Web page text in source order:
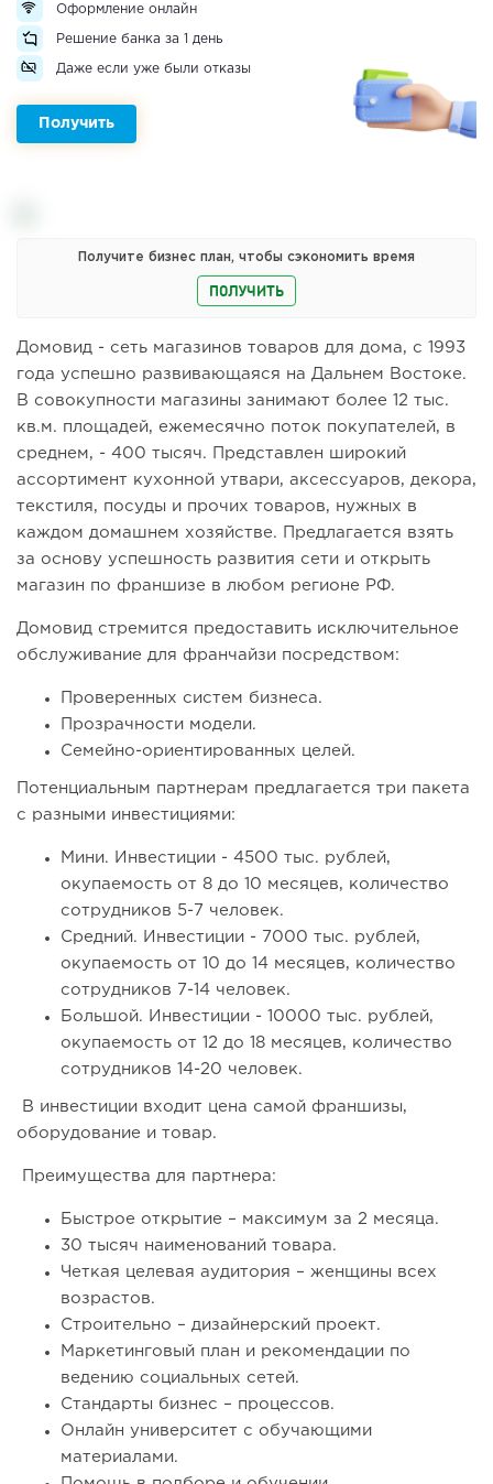
Оформление онлайн
Решение банка за 1 день
Даже если уже были отказы
Получить
Получите бизнес план, чтобы сэкономить время
ПОЛУЧИТЬ
Домовид - сеть магазинов товаров для дома, с 1993
года успешно развивающаяся на Дальнем Востоке.
В совокупности магазины занимают более 12 тыс.
кв.м. площадей, ежемесячно поток покупателей, в
среднем, - 400 тысяч. Представлен широкий
ассортимент кухонной утвари, аксессуаров, декора,
текстиля, посуды и прочих товаров, нужных в
каждом домашнем хозяйстве. Предлагается взять
за основу успешность развития сети и открыть
магазин по франшизе в любом регионе РФ.
Домовид стремится предоставить исключительное
обслуживание для франчайзи посредством:
Проверенных систем бизнеса.
Прозрачности модели.
Семейно-ориентированных целей.
Потенциальным партнерам предлагается три пакета
с разными инвестициями:
Мини. Инвестиции - 4500 тыс. рублей,
окупаемость от 8 до 10 месяцев, количество
сотрудников 5-7 человек.
Средний. Инвестиции - 7000 тыс. рублей,
окупаемость от 10 до 14 месяцев, количество
сотрудников 7-14 человек.
Большой. Инвестиции - 10000 тыс. рублей,
окупаемость от 12 до 18 месяцев, количество
сотрудников 14-20 человек.
В инвестиции входит цена самой франшизы,
оборудование и товар.
Преимущества для партнера:
Быстрое открытие – максимум за 2 месяца.
30 тысяч наименований товара.
Четкая целевая аудитория – женщины всех
возрастов.
Строительно – дизайнерский проект.
Маркетинговый план и рекомендации по
ведению социальных сетей.
Стандарты бизнес – процессов.
Онлайн университет с обучающими
материалами.